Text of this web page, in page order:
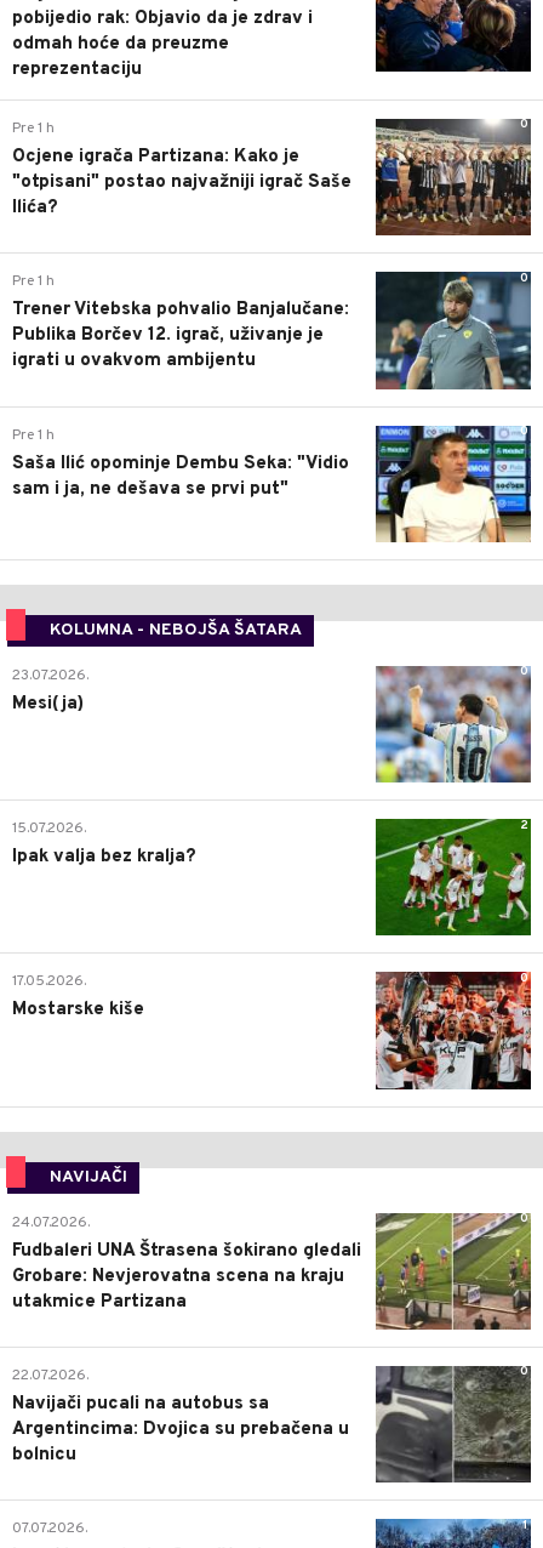
pobijedio rak: Objavio da je zdrav i
odmah hoće da preuzme
reprezentaciju
0
Pre 1 h
Ocjene igrača Partizana: Kako je
"otpisani" postao najvažniji igrač Saše
Ilića?
0
Pre 1 h
Trener Vitebska pohvalio Banjalučane:
Publika Borčev 12. igrač, uživanje je
igrati u ovakvom ambijentu
0
Pre 1 h
Saša Ilić opominje Dembu Seka: "Vidio
sam i ja, ne dešava se prvi put"
KOLUMNA - NEBOJŠA ŠATARA
0
23.07.2026.
Mesi(ja)
2
15.07.2026.
Ipak valja bez kralja?
0
17.05.2026.
Mostarske kiše
NAVIJAČI
0
24.07.2026.
Fudbaleri UNA Štrasena šokirano gledali
Grobare: Nevjerovatna scena na kraju
utakmice Partizana
0
22.07.2026.
Navijači pucali na autobus sa
Argentincima: Dvojica su prebačena u
bolnicu
1
07.07.2026.